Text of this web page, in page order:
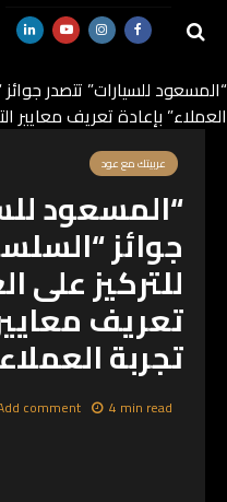
“المسعود للسيارات” تتصدر
العملاء” بإعادة تعريف معايير
عربيتك مع عود
“المسعود
جوائز
للتركيز على
تعريف
تجربة العملاء
4 min read
comment